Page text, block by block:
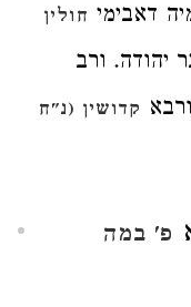
דאבימי חולין
יהודה. ורב
קדושין (נ"ח
פ' במה